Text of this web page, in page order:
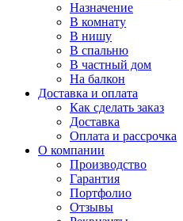
Назначение
В комнату
В нишу
В спальню
В частный дом
На балкон
Доставка и оплата
Как сделать заказ
Доставка
Оплата и рассрочка
О компании
Производство
Гарантия
Портфолио
Отзывы